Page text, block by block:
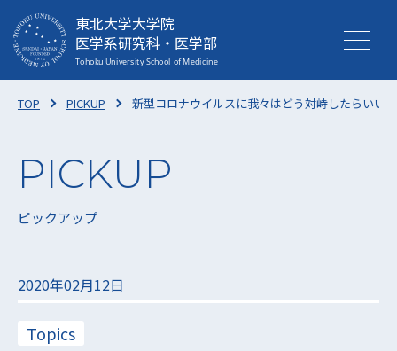
東北大学大学院
医学系研究科・医学部
TOP PICKUP 新型コロナウイルスに我々はどう対峙したらいい
ピックアップ
2020年02月12日
Topics